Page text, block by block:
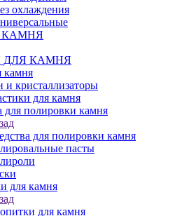
охлаждения
КАМНЯ
ДЛЯ КАМНЯ
камня
кристаллизаторы
для камня
для полировки камня
для полировки камня
пасты
для камня
для камня